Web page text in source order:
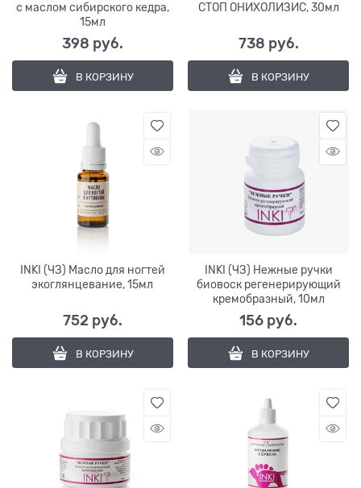
с маслом сибирского кедра,
15мл
398 руб.
В КОРЗИНУ
СТОП ОНИХОЛИЗИС, 30мл
738 руб.
В КОРЗИНУ
INKI (ЧЗ) Масло для ногтей
экоглянцевание, 15мл
752 руб.
В КОРЗИНУ
INKI (ЧЗ) Нежные ручки
биовоск регенерирующий
кремобразный, 10мл
156 руб.
В КОРЗИНУ